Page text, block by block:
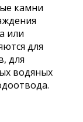
камни
или
для
для
водяных